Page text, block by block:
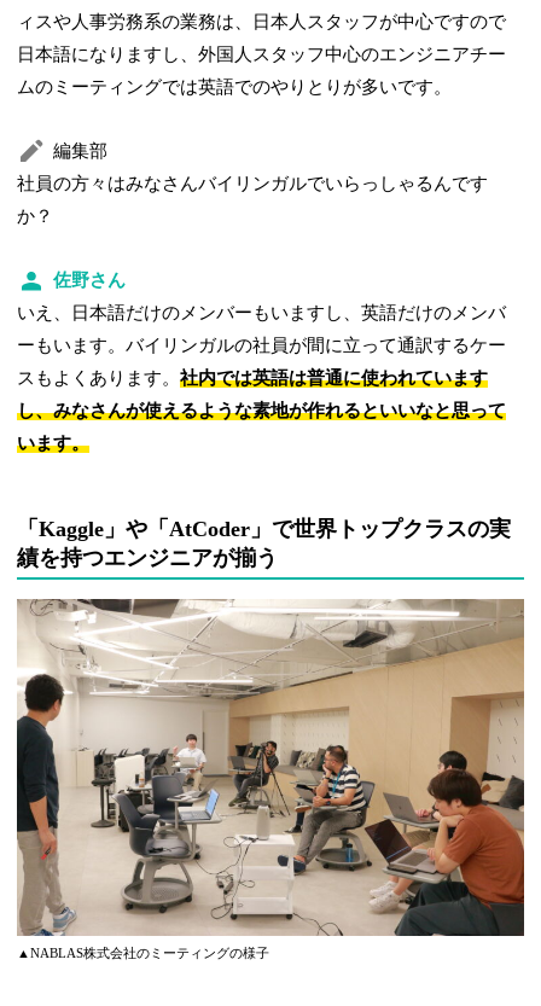
ィスや人事労務系の業務は、日本人スタッフが中心ですので
日本語になりますし、外国人スタッフ中心のエンジニアチー
ムのミーティングでは英語でのやりとりが多いです。
編集部
社員の方々はみなさんバイリンガルでいらっしゃるんです
か？
佐野さん
いえ、日本語だけのメンバーもいますし、英語だけのメンバ
ーもいます。バイリンガルの社員が間に立って通訳するケー
スもよくあります。社内では英語は普通に使われています
し、みなさんが使えるような素地が作れるといいなと思って
います。
「Kaggle」や「AtCoder」で世界トップクラスの実
績を持つエンジニアが揃う
▲NABLAS株式会社のミーティングの様子